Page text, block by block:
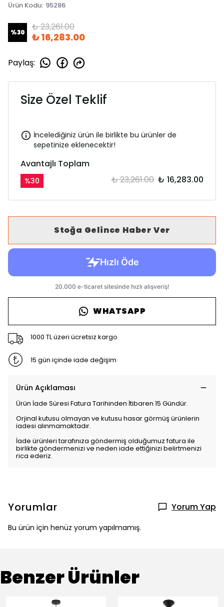
Ürün Kodu: 95286
%30 ₺ 23,261.00
₺ 16,283.00
Paylaş:
Size Özel Teklif
İncelediğiniz ürün ile birlikte bu ürünler de
sepetinize eklenecektir!
Avantajlı Toplam
%30 ₺ 23,261.00 ₺ 16,283.00
Stoğa Gelince Haber Ver
WHATSAPP
1000 TL üzeri ücretsiz kargo
15 gün içinde iade değişim
Ürün Açıklaması
Ürün İade Süresi Fatura Tarihinden İtibaren 15 Gündür.
Orjinal kutusu olmayan ve kutusu hasar görmüş ürünlerin
iadesi alınmamaktadır.
İade ürünleri tarafınıza göndermiş olduğumuz fatura ile
birlikte göndermenizi ve neden iade ettiğinizi belirtmenizi
rica ederiz.
Yorumlar Yorum Yap
Bu ürün için henüz yorum yapılmamış.
Benzer Ürünler